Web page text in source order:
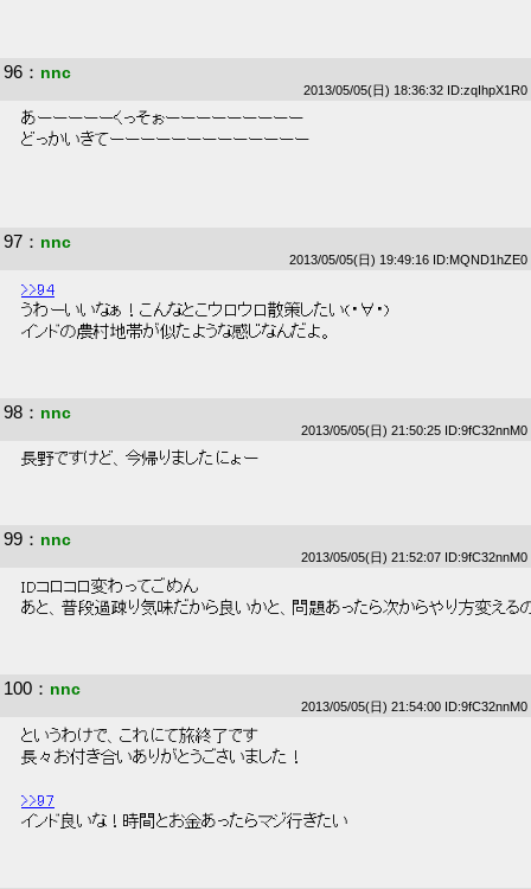
96 ： nnc
2013/05/05(日) 18:36:32 ID:zqIhpX1R0
あーーーーーくっそぉーーーーーーーーー
どっかいきてーーーーーーーーーーーーー
97 ： nnc
2013/05/05(日) 19:49:16 ID:MQND1hZE0
>>94
うわーいいなぁ！こんなとこウロウロ散策したい(・∀・)
インドの農村地帯が似たような感じなんだよ。
98 ： nnc
2013/05/05(日) 21:50:25 ID:9fC32nnM0
長野ですけど、今帰りましたにょー
99 ： nnc
2013/05/05(日) 21:52:07 ID:9fC32nnM0
IDコロコロ変わってごめん
あと、普段過疎り気味だから良いかと、問題あったら次からやり方変え
100 ： nnc
2013/05/05(日) 21:54:00 ID:9fC32nnM0
というわけで、これにて旅終了です
長々お付き合いありがとうごさいました！
>>97
インド良いな！時間とお金あったらマジ行きたい